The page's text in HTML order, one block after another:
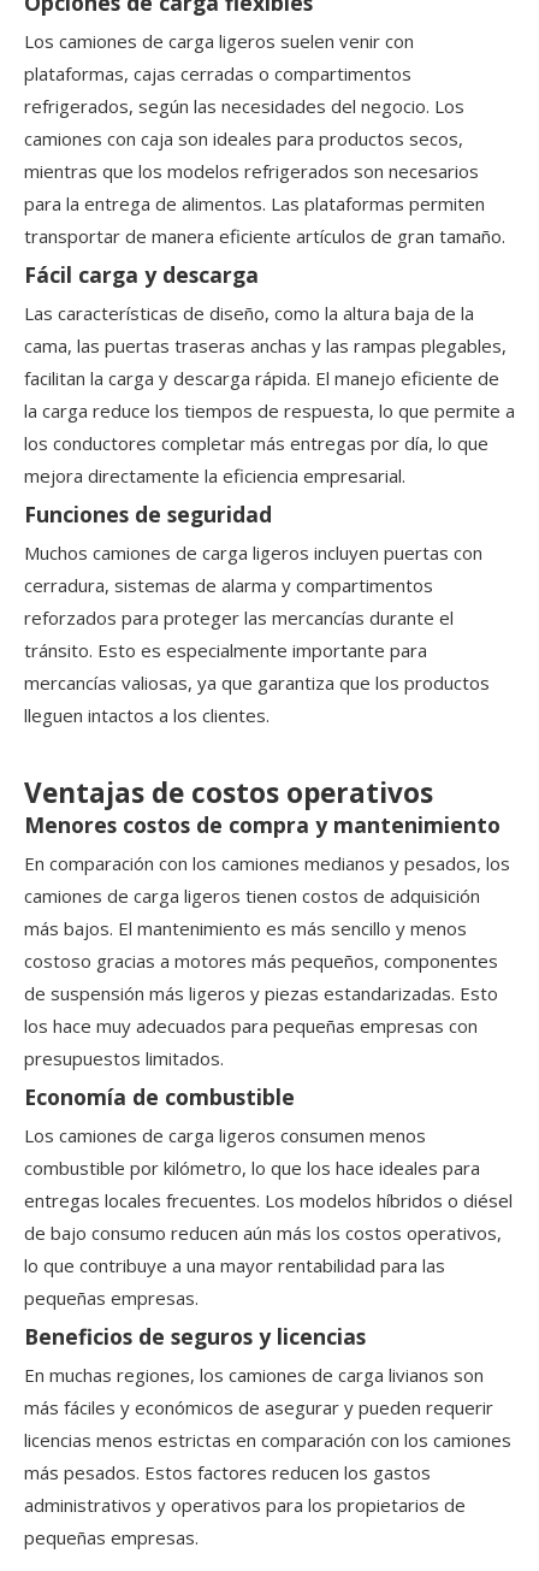
Los camiones de carga ligeros suelen venir con
plataformas, cajas cerradas o compartimentos
refrigerados, según las necesidades del negocio. Los
camiones con caja son ideales para productos secos,
mientras que los modelos refrigerados son necesarios
para la entrega de alimentos. Las plataformas permiten
transportar de manera eficiente artículos de gran tamaño.
Fácil carga y descarga
Las características de diseño, como la altura baja de la
cama, las puertas traseras anchas y las rampas plegables,
facilitan la carga y descarga rápida. El manejo eficiente de
la carga reduce los tiempos de respuesta, lo que permite a
los conductores completar más entregas por día, lo que
mejora directamente la eficiencia empresarial.
Funciones de seguridad
Muchos camiones de carga ligeros incluyen puertas con
cerradura, sistemas de alarma y compartimentos
reforzados para proteger las mercancías durante el
tránsito. Esto es especialmente importante para
mercancías valiosas, ya que garantiza que los productos
lleguen intactos a los clientes.
Ventajas de costos operativos
Menores costos de compra y mantenimiento
En comparación con los camiones medianos y pesados, los
camiones de carga ligeros tienen costos de adquisición
más bajos. El mantenimiento es más sencillo y menos
costoso gracias a motores más pequeños, componentes
de suspensión más ligeros y piezas estandarizadas. Esto
los hace muy adecuados para pequeñas empresas con
presupuestos limitados.
Economía de combustible
Los camiones de carga ligeros consumen menos
combustible por kilómetro, lo que los hace ideales para
entregas locales frecuentes. Los modelos híbridos o diésel
de bajo consumo reducen aún más los costos operativos,
lo que contribuye a una mayor rentabilidad para las
pequeñas empresas.
Beneficios de seguros y licencias
En muchas regiones, los camiones de carga livianos son
más fáciles y económicos de asegurar y pueden requerir
licencias menos estrictas en comparación con los camiones
más pesados. Estos factores reducen los gastos
administrativos y operativos para los propietarios de
pequeñas empresas.